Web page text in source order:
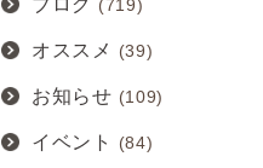
ブログ (719)
オススメ (39)
お知らせ (109)
イベント (84)